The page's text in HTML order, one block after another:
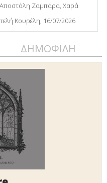
Ζαμπάρα, Χαρά
Κουρέλη, 16/07/2026
ΔΗΜΟΦΙΛΗ